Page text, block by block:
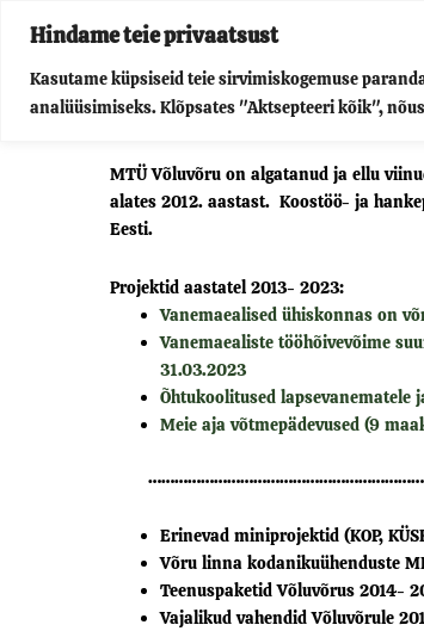
Hindame teie privaatsust
Kasutame küpsiseid teie sirvimiskogemuse
analüüsimiseks. Klõpsates "Aktsepteeri kõik",
Skip
content
MTÜ Võluvõru on algatanud ja ellu
alates 2012. aastast. Koostöö- ja
Eesti.
Projektid aastatel 2013- 2023:
Vanemaealised ühiskonnas on
Vanemaealiste tööhõivevõime
31.03.2023
Õhtukoolitused lapsevanematele
Meie aja võtmepädevused (9
Erinevad miniprojektid (KOP,
Võru linna kodanikuühenduste
Teenuspaketid Võluvõrus 2014-
Vajalikud vahendid Võluvõrule